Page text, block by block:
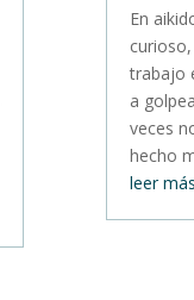
En
trabajo
a
veces
hecho
leer más